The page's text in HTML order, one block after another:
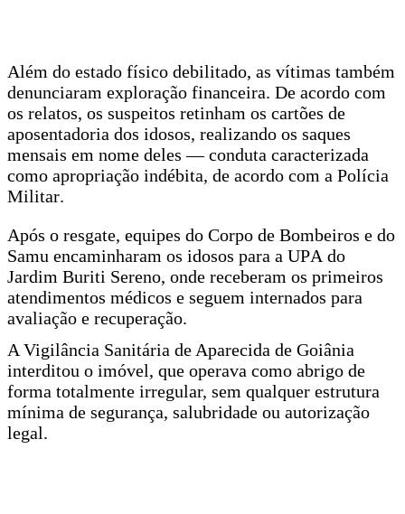
Além do estado físico debilitado, as vítimas também
denunciaram exploração financeira. De acordo com
os relatos, os suspeitos retinham os cartões de
aposentadoria dos idosos, realizando os saques
mensais em nome deles — conduta caracterizada
como apropriação indébita, de acordo com a Polícia
Militar.
Após o resgate, equipes do Corpo de Bombeiros e do
Samu encaminharam os idosos para a UPA do
Jardim Buriti Sereno, onde receberam os primeiros
atendimentos médicos e seguem internados para
avaliação e recuperação.
A Vigilância Sanitária de Aparecida de Goiânia
interditou o imóvel, que operava como abrigo de
forma totalmente irregular, sem qualquer estrutura
mínima de segurança, salubridade ou autorização
legal.